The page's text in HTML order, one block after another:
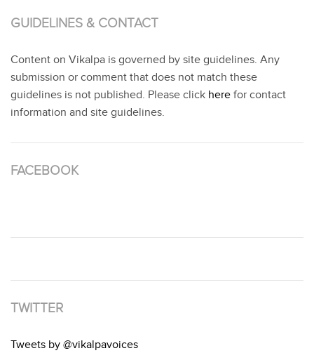
GUIDELINES & CONTACT
Content on Vikalpa is governed by site guidelines. Any
submission or comment that does not match these
guidelines is not published. Please click here for contact
information and site guidelines.
FACEBOOK
TWITTER
Tweets by @vikalpavoices